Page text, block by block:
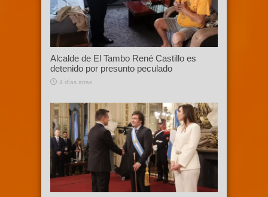
Alcalde de El Tambo René Castillo es
detenido por presunto peculado
4 días atras